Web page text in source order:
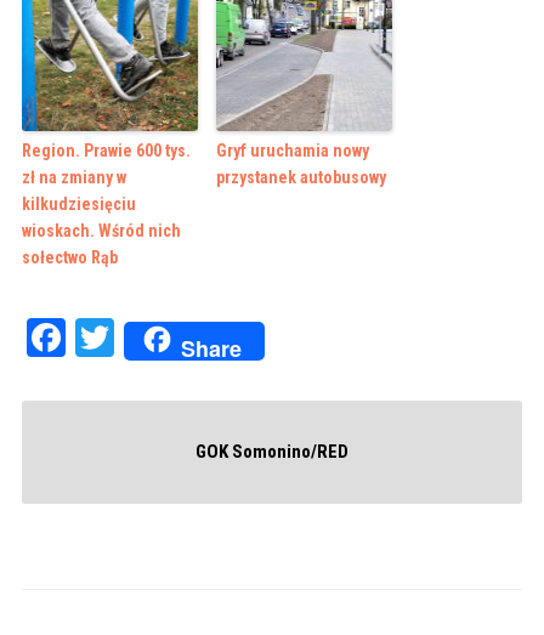
Region. Prawie 600 tys.
zł na zmiany w
kilkudziesięciu
wioskach. Wśród nich
sołectwo Rąb
Gryf uruchamia nowy
przystanek autobusowy
Facebook
Twitter
Share
GOK Somonino/RED